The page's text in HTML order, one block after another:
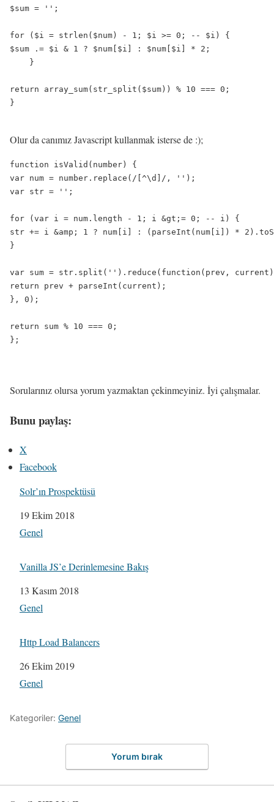
$sum = '';
for ($i = strlen($num) - 1; $i >= 0; -- $i) {
$sum .= $i & 1 ? $num[$i] : $num[$i] * 2;
    }
return array_sum(str_split($sum)) % 10 === 0;
}
Olur da canımız Javascript kullanmak isterse de :);
function isValid(number) {
var num = number.replace(/[^\d]/, '');
var str = '';
for (var i = num.length - 1; i &gt;= 0; -- i) {
str += i &amp; 1 ? num[i] : (parseInt(num[i]) *
}
var sum = str.split('').reduce(function(prev,
return prev + parseInt(current);
}, 0);
return sum % 10 === 0;
};
Sorularınız olursa yorum yazmaktan çekinmeyiniz. İyi çalışmalar.
Bunu paylaş:
X
Facebook
Solr’ın Prospektüsü
Tarih
19 Ekim 2018
Şuna göre:
Genel
Vanilla JS’e Derinlemesine Bakış
Tarih
13 Kasım 2018
Şuna göre:
Genel
Http Load Balancers
Tarih
26 Ekim 2019
Şuna göre:
Genel
Kategoriler: Genel
Yorum bırak